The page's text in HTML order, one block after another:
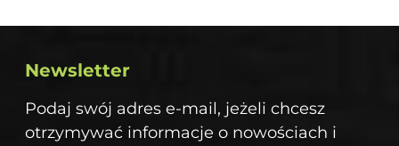
Newsletter
Podaj swój adres e-mail, jeżeli chcesz
otrzymywać informacje o nowościach i